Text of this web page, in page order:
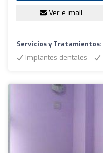
Ver e-mail
Servicios y Tratamientos:
Implantes dentales